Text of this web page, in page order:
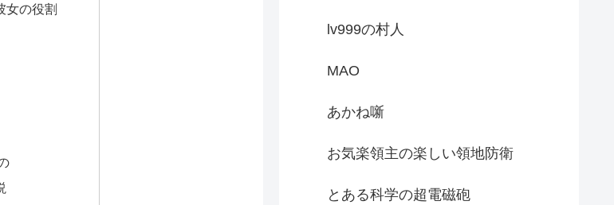
女の役割
lv999の村人
MAO
あかね噺
お気楽領主の楽しい領地防衛
とある科学の超電磁砲